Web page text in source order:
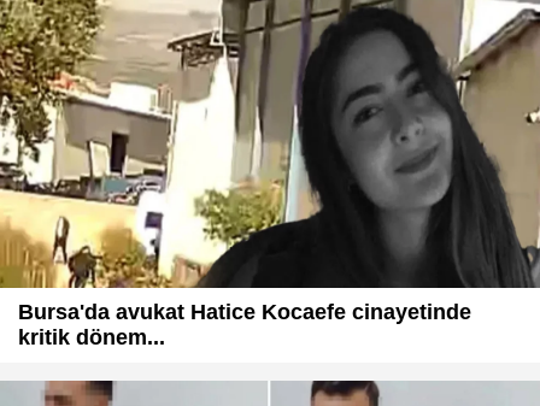
Bursa'da avukat Hatice Kocaefe cinayetinde
kritik dönem...